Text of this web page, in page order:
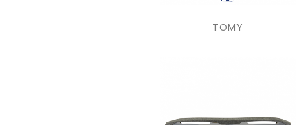
TOMY